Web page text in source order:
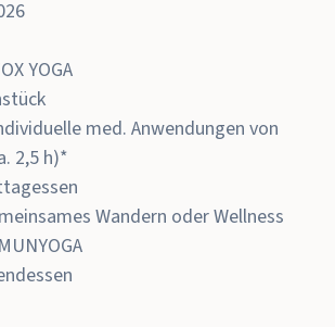
YOGA
med. Anwendungen von
2,5 h)*
Wandern oder Wellness